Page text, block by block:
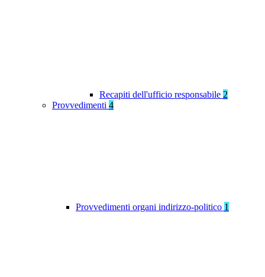
Recapiti dell'ufficio responsabile 2
Provvedimenti 4
Provvedimenti organi indirizzo-politico 1